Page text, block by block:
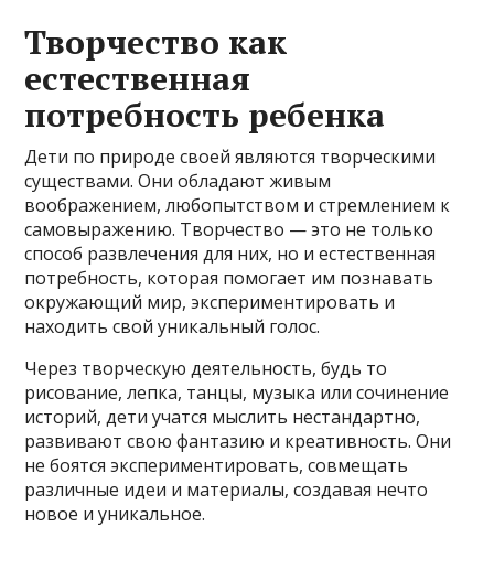
Творчество как
естественная
потребность ребенка
Дети по природе своей являются творческими
существами. Они обладают живым
воображением, любопытством и стремлением к
самовыражению. Творчество — это не только
способ развлечения для них, но и естественная
потребность, которая помогает им познавать
окружающий мир, экспериментировать и
находить свой уникальный голос.
Через творческую деятельность, будь то
рисование, лепка, танцы, музыка или сочинение
историй, дети учатся мыслить нестандартно,
развивают свою фантазию и креативность. Они
не боятся экспериментировать, совмещать
различные идеи и материалы, создавая нечто
новое и уникальное.